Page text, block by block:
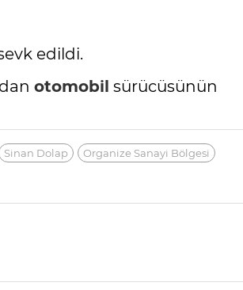
edildi.
otomobil sürücüsünün
Sinan Dolap
Organize Sanayi Bölgesi